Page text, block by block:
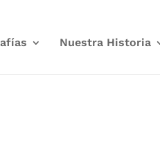
Nuestra Historia